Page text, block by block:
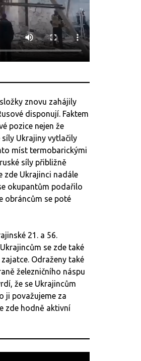
znovu zahájily
disponují. Faktem
pozice nejen že
Ukrajiny vytlačily
míst termobarickými
síly přibližně
zde Ukrajinci nadále
okupantům podařilo
obráncům se poté
21. a 56.
se zde také
Odraženy také
železničního náspu
že se Ukrajincům
ji považujeme za
zde hodně aktivní